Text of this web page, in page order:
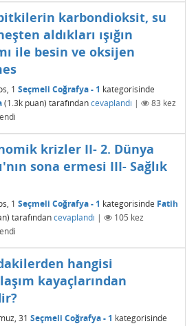
karbondioksit, su
aldıkları ışığın
ile besin ve oksijen
1 Seçmeli Coğrafya - 1 kategorisinde
(1.3kpuan) tarafından cevaplandı | 83 kez
krizler II- 2. Dünya
sona ermesi III- Sağlık
1 Seçmeli Coğrafya - 1 kategorisinde Fatih
tarafından cevaplandı | 105 kez
hangisi
kayaçlarından
31 Seçmeli Coğrafya - 1 kategorisinde